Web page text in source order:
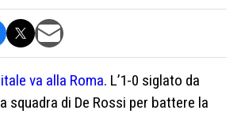
va alla Roma. L’1-0 siglato da
squadra di De Rossi per battere la